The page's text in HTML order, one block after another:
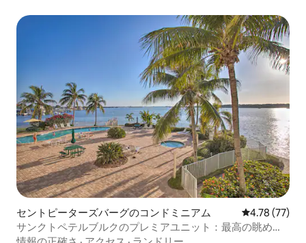
セントピーターズバーグのコンドミニアム レビュー77
4.78 (77)
サンクトペテルブルクのプレミアユニット：最高の眺めと
レイアウト！